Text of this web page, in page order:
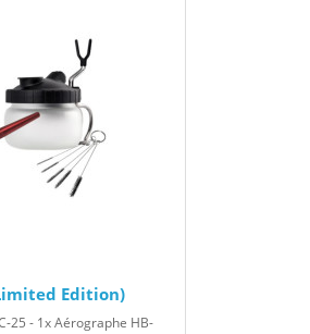
Edition)
25 - 1x Aérographe HB-